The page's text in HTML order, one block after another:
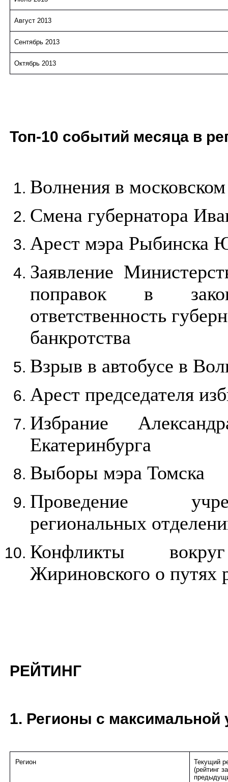
Август 2013
Сентябрь 2013
Октябрь 2013
Топ-10 событий месяца в
Волнения в
Смена губернатора
Арест мэра Рыбинска
Заявление
поправок в
ответственность
банкротства
Взрыв в автобусе в
Арест председателя
Избрание
Екатеринбурга
Выборы мэра Томска
Проведение
региональных
Конфликты
Жириновского о путях
РЕЙТИНГ
1. Регионы с
Регион
Текущий
(рейтинг за